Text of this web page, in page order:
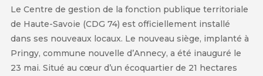
Le Centre de gestion de la fonction publique territoriale
de Haute-Savoie (CDG 74) est officiellement installé
dans ses nouveaux locaux. Le nouveau siège, implanté à
Pringy, commune nouvelle d’Annecy, a été inauguré le
23 mai. Situé au cœur d’un écoquartier de 21 hectares